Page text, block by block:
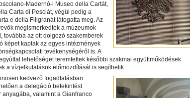
Madernó-i Museo della Cartát,
Carta di Pesciát, végül pedig a
e della Filigranát látogatta meg. Az
megismerkedtek a múzeumok
továbbá az ott dolgozó szakemberek
képet kaptak az egyes intézmények
tevékenységéről is. A
lehetőséget teremtettek későbbi szakmai együttműködések
a vízjelkutatások előmozdítását is segíthetik.
kedvező fogadtatásban
a delegáció betekintést
anyagába, valamint a Gianfranco